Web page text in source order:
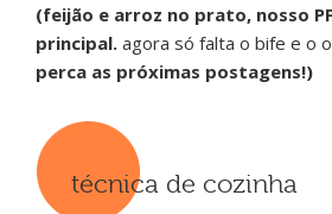
(feijão e arroz no prato, nosso
principal. agora só falta o bife e o
perca as próximas postagens!)
técnica de cozinha